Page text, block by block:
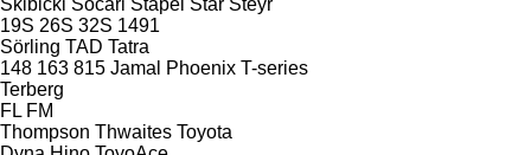
19S 26S 32S 1491
Sörling TAD Tatra
148 163 815 Jamal Phoenix T-series
Terberg
FL FM
Thompson Thwaites Toyota